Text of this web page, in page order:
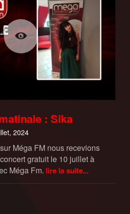
: Sika
2024
Méga FM nous recevions
gratuit le 10 juillet à
Méga Fm. lire la suite...